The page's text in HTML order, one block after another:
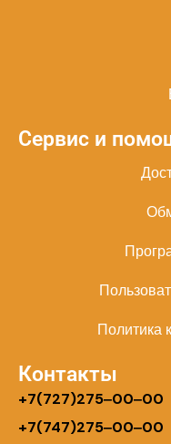
Сервис и
Политика
Контакты
+7(727)275‒00‒00
+7(747)275‒00‒00